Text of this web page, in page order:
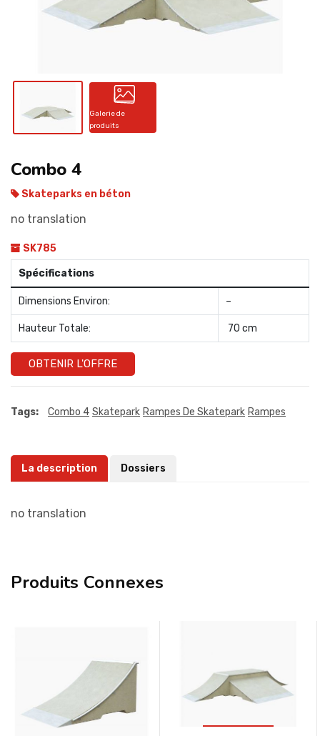
Galerie de
produits
Combo 4
Skateparks en béton
no translation
SK785
Spécifications
Dimensions Environ: –
Hauteur Totale: 70 cm
OBTENIR L'OFFRE
Tags: Combo 4 Skatepark Rampes De Skatepark Rampes
La description Dossiers
no translation
Produits Connexes